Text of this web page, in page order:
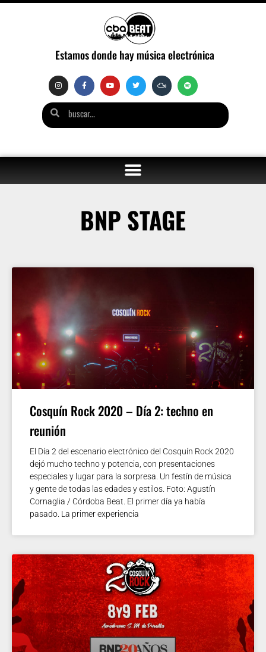
Estamos donde hay música electrónica
BNP STAGE
Cosquín Rock 2020 – Día 2: techno en
reunión
El Día 2 del escenario electrónico del Cosquín Rock 2020
dejó mucho techno y potencia, con presentaciones
especiales y lugar para la sorpresa. Un festín de música
y gente de todas las edades y estilos. Foto: Agustín
Cornaglia / Córdoba Beat. El primer día ya había
pasado. La primer experiencia